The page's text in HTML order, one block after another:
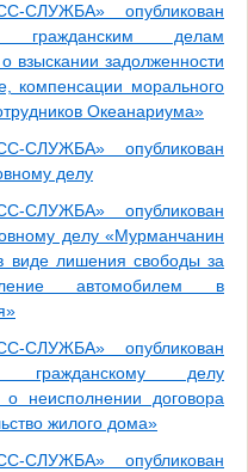
СЛУЖБА» опубликован
гражданским делам
взыскании задолженности
компенсации морального
Океанариума»
СЛУЖБА» опубликован
делу
СЛУЖБА» опубликован
делу «Мурманчанин
виде лишения свободы за
автомобилем в
СЛУЖБА» опубликован
гражданскому делу
неисполнении договора
жилого дома»
СЛУЖБА» опубликован